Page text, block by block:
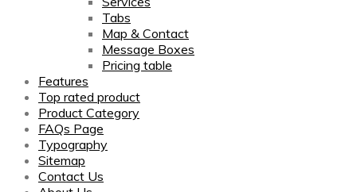
Tabs
Map & Contact
Message Boxes
Pricing table
Features
Top rated product
Product Category
FAQs Page
Typography
Sitemap
Contact Us